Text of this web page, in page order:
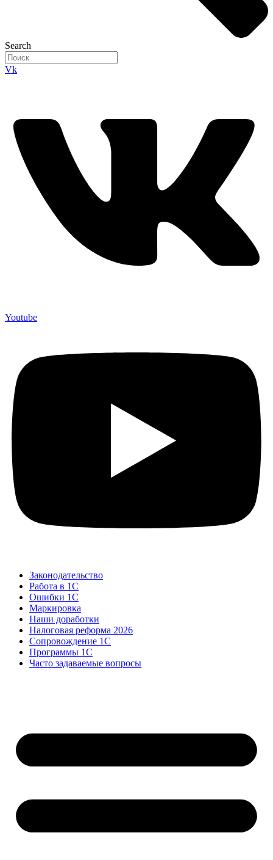
Search
Vk
Youtube
Законодательство
Работа в 1С
Ошибки 1С
Маркировка
Наши доработки
Налоговая реформа 2026
Сопровождение 1С
Программы 1С
Часто задаваемые вопросы